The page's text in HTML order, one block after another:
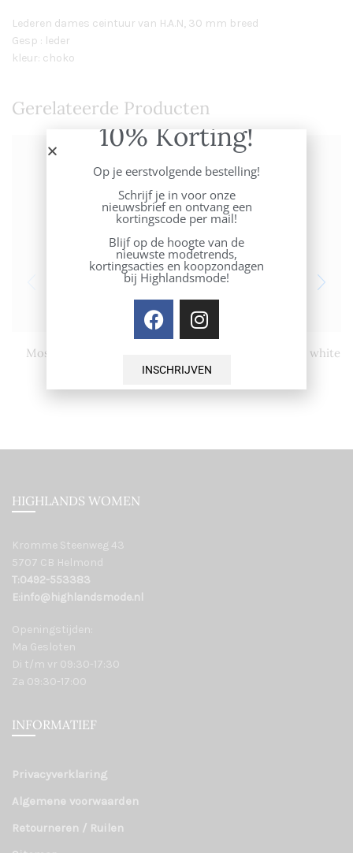
Lederen dames ceintuur van H.A.N, 30 mm breed
Gesp : leder
kleur: choko
Gerelateerde Producten
Mos M Tina shirt white No man’s Land t-shirt white
HIGHLANDS WOMEN
Kromme Steenweg 43
5707 CB Helmond
T:0492-553383
E:info@highlandsmode.nl
Openingstijden:
Ma Gesloten
Di t/m vr 09:30-17:30
Za 09:30-17:00
INFORMATIEF
Privacyverklaring
Algemene voorwaarden
Retourneren / Ruilen
10% Korting!
Op je eerstvolgende bestelling!
Schrijf je in voor onze
nieuwsbrief en ontvang een
kortingscode per mail!
Blijf op de hoogte van de
nieuwste modetrends,
kortingsacties en koopzondagen
bij Highlandsmode!
INSCHRIJVEN